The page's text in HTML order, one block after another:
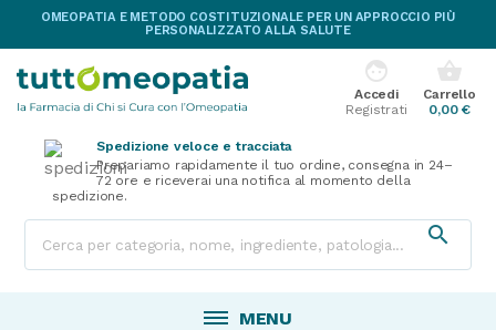
OMEOPATIA E METODO COSTITUZIONALE PER UN APPROCCIO PIÙ
PERSONALIZZATO ALLA SALUTE
shopping_basket
Carrello
0,00 €
face
Accedi
Registrati
Spedizione veloce e tracciata
Prepariamo rapidamente il tuo ordine, consegna in 24–
72 ore e riceverai una notifica al momento della
spedizione.

MENU